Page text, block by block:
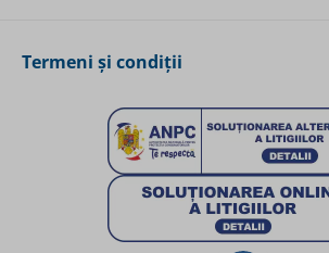
Termeni și condiții